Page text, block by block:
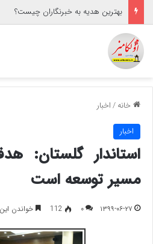
بهترین هدیه به خبرنگاران چیست؟
خانه/اخبار
اخبار
استاندار گلستان:
مسیر توسعه است
۱۳۹۹-۰۶-۲۷ ۰ 112 خواندن این مطلب 1